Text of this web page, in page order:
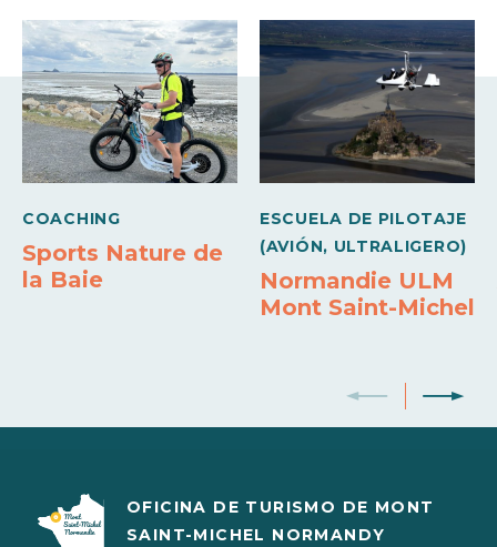
210€
COACHING
Sports Nature de
la Baie
ESCUELA DE PILOTAJE
(AVIÓN, ULTRALIGERO)
Normandie ULM
Mont Saint-Michel
OFICINA DE TURISMO DE MONT
SAINT-MICHEL NORMANDY